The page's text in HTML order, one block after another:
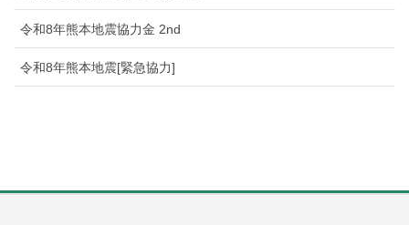
令和8年熊本地震協力金 2nd
令和8年熊本地震[緊急協力]